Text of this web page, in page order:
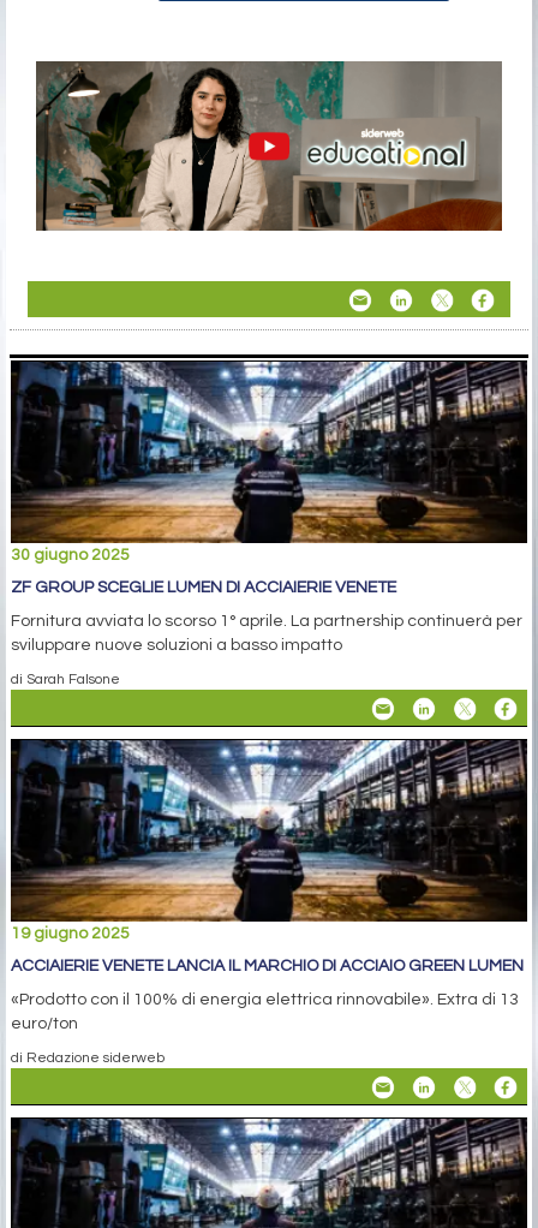
30 giugno 2025
ZF GROUP SCEGLIE LUMEN DI ACCIAIERIE VENETE
Fornitura avviata lo scorso 1° aprile. La partnership continuerà per
sviluppare nuove soluzioni a basso impatto
di Sarah Falsone
19 giugno 2025
ACCIAIERIE VENETE LANCIA IL MARCHIO DI ACCIAIO GREEN LUMEN
«Prodotto con il 100% di energia elettrica rinnovabile». Extra di 13
euro/ton
di Redazione siderweb